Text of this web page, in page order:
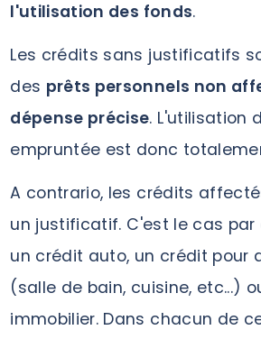
l'utilisation des fonds.
Les crédits sans justificatifs
des prêts personnels non
dépense précise. L'utilisation
empruntée est donc
A contrario, les crédits
un justificatif. C'est le cas par
un crédit auto, un crédit pour
(salle de bain, cuisine, etc...)
immobilier. Dans chacun de